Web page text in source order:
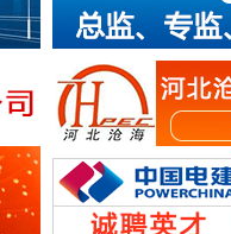
东国信工程监理集
网、化工英才网、
相关岗位信息，其
递。